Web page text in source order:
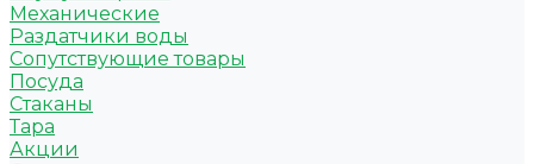
Механические
Раздатчики воды
Сопутствующие товары
Посуда
Стаканы
Тара
Акции